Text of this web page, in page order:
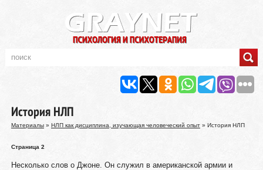
История НЛП
Материалы» НЛП как дисциплина, изучающая человеческий опыт» История НЛП
Страница 2
Несколько слов о Джоне. Он служил в американской армии и